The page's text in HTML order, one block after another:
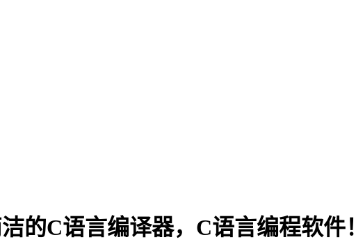
C语言编译器，C语言编程软件！